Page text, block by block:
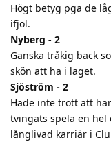
Högt betyg pga de
ifjol.
Nyberg - 2
Ganska tråkig back
skön att ha i laget.
Sjöström - 2
Hade inte trott att
tvingats spela en hel
långlivad karriär i